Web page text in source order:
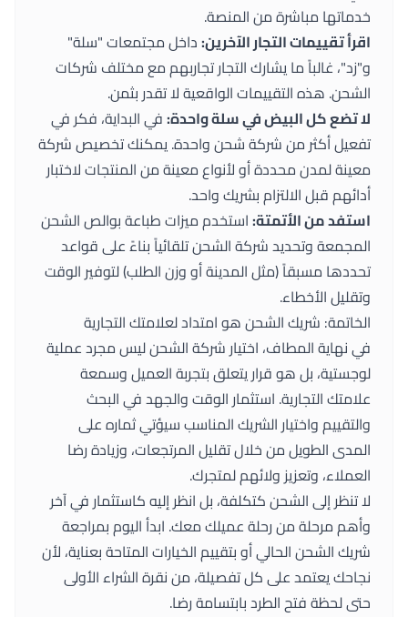
خدماتها مباشرة من المنصة.
اقرأ تقييمات التجار الآخرين:داخل مجتمعات "سلة"
و"زد"، غالباً ما يشارك التجار تجاربهم مع مختلف شركات
الشحن. هذه التقييمات الواقعية لا تقدر بثمن.
لا تضع كل البيض في سلة واحدة:في البداية، فكر في
تفعيل أكثر من شركة شحن واحدة. يمكنك تخصيص شركة
معينة لمدن محددة أو لأنواع معينة من المنتجات لاختبار
أدائهم قبل الالتزام بشريك واحد.
استفد من الأتمتة:استخدم ميزات طباعة بوالص الشحن
المجمعة وتحديد شركة الشحن تلقائياً بناءً على قواعد
تحددها مسبقاً (مثل المدينة أو وزن الطلب) لتوفير الوقت
وتقليل الأخطاء.
الخاتمة: شريك الشحن هو امتداد لعلامتك التجارية
في نهاية المطاف، اختيار شركة الشحن ليس مجرد عملية
لوجستية، بل هو قرار يتعلق بتجربة العميل وسمعة
علامتك التجارية. استثمار الوقت والجهد في البحث
والتقييم واختيار الشريك المناسب سيؤتي ثماره على
المدى الطويل من خلال تقليل المرتجعات، وزيادة رضا
العملاء، وتعزيز ولائهم لمتجرك.
لا تنظر إلى الشحن كتكلفة، بل انظر إليه كاستثمار في آخر
وأهم مرحلة من رحلة عميلك معك. ابدأ اليوم بمراجعة
شريك الشحن الحالي أو بتقييم الخيارات المتاحة بعناية، لأن
نجاحك يعتمد على كل تفصيلة، من نقرة الشراء الأولى
حتى لحظة فتح الطرد بابتسامة رضا.